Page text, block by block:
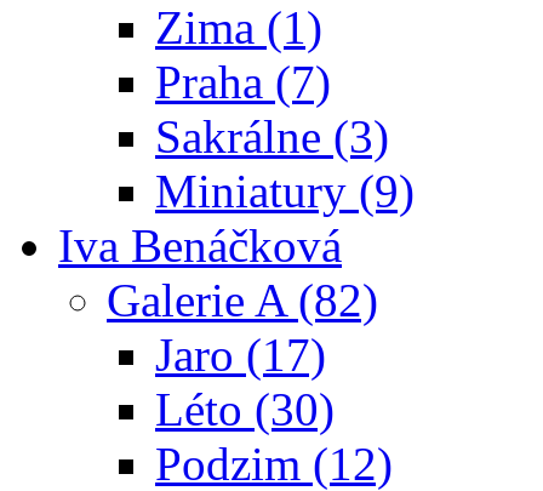
Zima (1)
Praha (7)
Sakrálne (3)
Miniatury (9)
Iva Benáčková
Galerie A (82)
Jaro (17)
Léto (30)
Podzim (12)